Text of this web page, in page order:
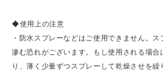
◆使用上の注意
・防水スプレーなどはご使用できません。
滲む恐れがございます。もし使用される場合
り、薄く少量ずつスプレーして乾燥させを